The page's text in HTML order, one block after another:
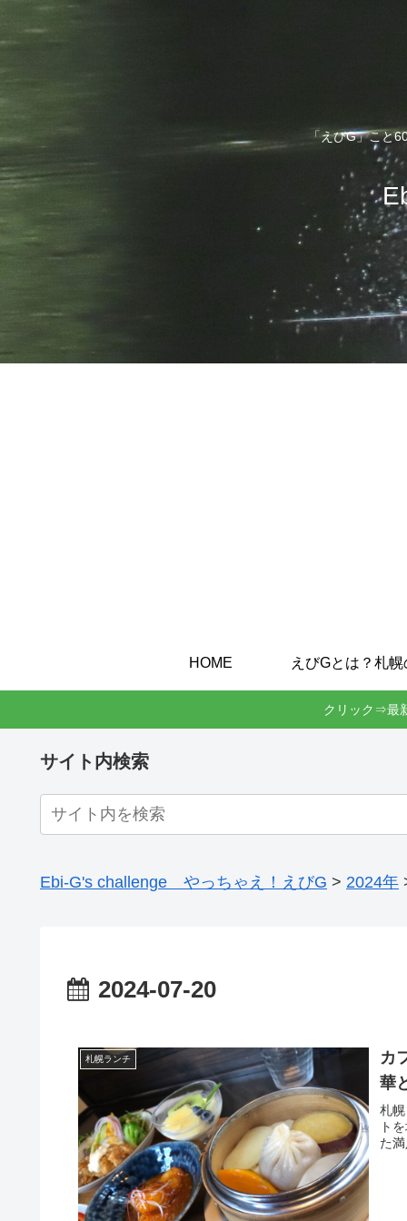
「えびG」こと
HOME
クリック⇒最
サイト内検索
Ebi-G's challenge やっちゃえ！えびG > 2024年
2024-07-20
札幌ランチ
カ
華
札
ト
た